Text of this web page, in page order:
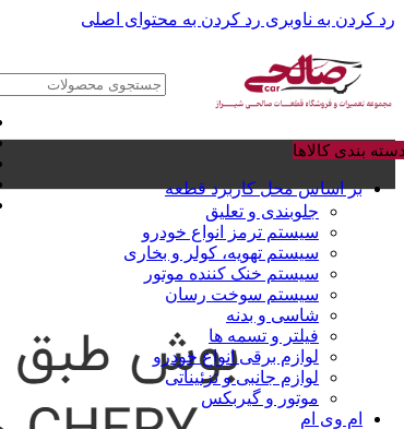
رد کردن به ناوبری رد کردن به محتوای اصلی
بندی کالاها
بر اساس محل کاربرد قطعه
جلوبندی و تعلیق
سیستم ترمز انواع خودرو
سیستم تهویه، کولر و بخاری
سیستم خنک کننده موتور
سیستم سوخت رسان
شاسی و بدنه
فیلتر و تسمه ها
لوازم برقی انواع خودرو
لوازم جانبی و تزئیناتی
موتور و گیربکس
ام وی ام